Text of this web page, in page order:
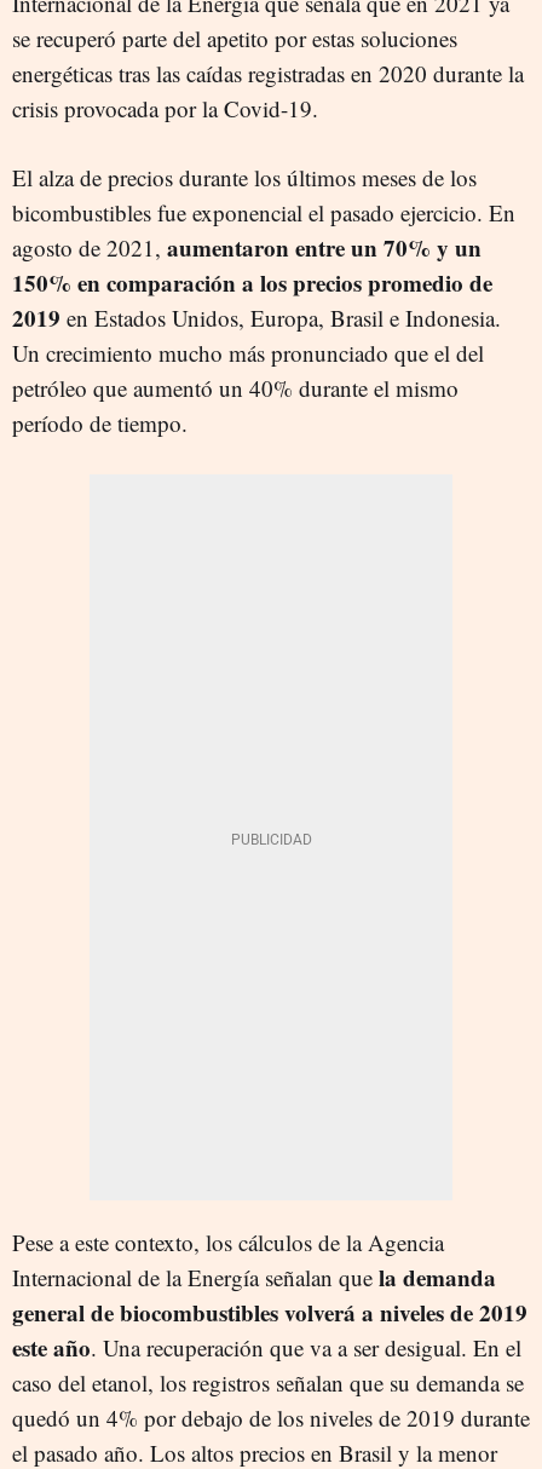
se recuperó parte del apetito por estas soluciones
energéticas tras las caídas registradas en 2020 durante la
crisis provocada por la Covid-19.
El alza de precios durante los últimos meses de los
bicombustibles fue exponencial el pasado ejercicio. En
agosto de 2021, aumentaron entre un 70% y un
150% en comparación a los precios promedio de
2019 en Estados Unidos, Europa, Brasil e Indonesia.
Un crecimiento mucho más pronunciado que el del
petróleo que aumentó un 40% durante el mismo
período de tiempo.
Pese a este contexto, los cálculos de la Agencia
Internacional de la Energía señalan que la demanda
general de biocombustibles volverá a niveles de 2019
este año. Una recuperación que va a ser desigual. En el
caso del etanol, los registros señalan que su demanda se
quedó un 4% por debajo de los niveles de 2019 durante
el pasado año. Los altos precios en Brasil y la menor